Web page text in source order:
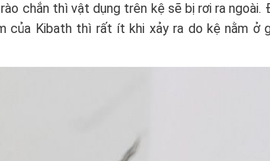
chắn thì vật dụng trên kệ sẽ bị rơi ra ngoài.
của Kibath thì rất ít khi xảy ra do kệ nằm ở